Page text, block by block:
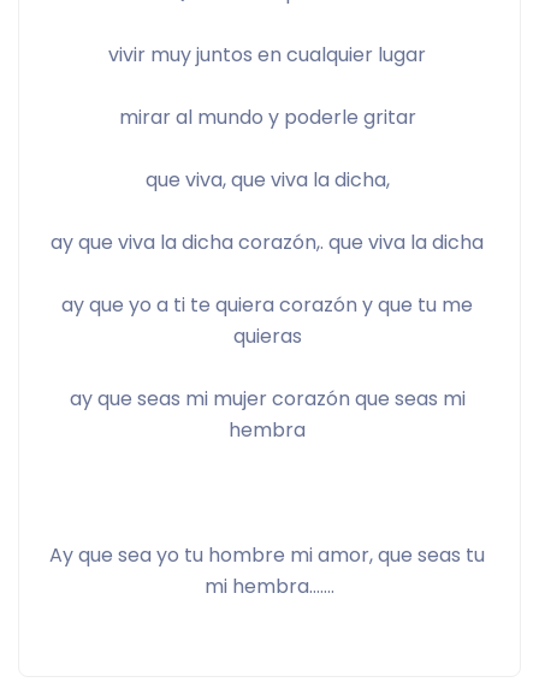
vivir muy juntos en cualquier lugar
mirar al mundo y poderle gritar
que viva, que viva la dicha,
ay que viva la dicha corazón,. que viva la dicha
ay que yo a ti te quiera corazón y que tu me
quieras
ay que seas mi mujer corazón que seas mi
hembra
Ay que sea yo tu hombre mi amor, que seas tu
mi hembra…….